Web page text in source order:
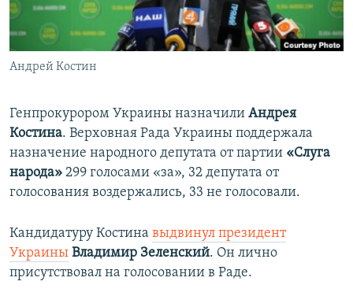
ПОБЕДИТЕЛЕЙ НЕ СУДЯТ?
КРЫМ.НЕПОКОРЕННЫЙ
ELIFBE
ПРИСОЕДИНЯЙТЕСЬ!
Все сайты RFE/RL
Андрей Костин
Генпрокурором Украины назначили Андрея
Костина. Верховная Рада Украины поддержала
назначение народного депутата от партии «Слуга
народа» 299 голосами «за», 32 депутата от
голосования воздержались, 33 не голосовали.
Кандидатуру Костина выдвинул президент
Украины Владимир Зеленский. Он лично
присутствовал на голосовании в Раде.